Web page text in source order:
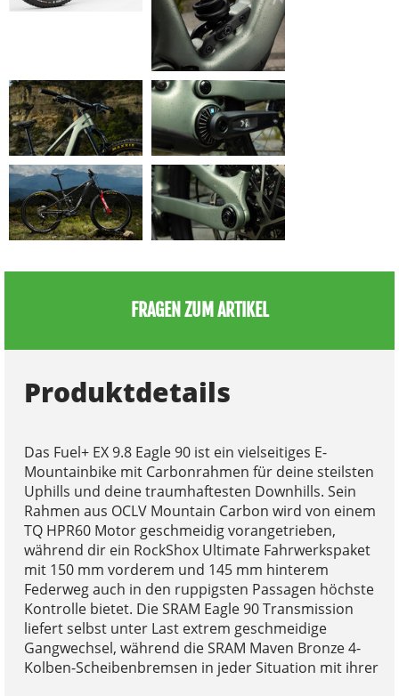
FRAGEN ZUM ARTIKEL
Produktdetails
Das Fuel+ EX 9.8 Eagle 90 ist ein vielseitiges E-
Mountainbike mit Carbonrahmen für deine steilsten
Uphills und deine traumhaftesten Downhills. Sein
Rahmen aus OCLV Mountain Carbon wird von einem
TQ HPR60 Motor geschmeidig vorangetrieben,
während dir ein RockShox Ultimate Fahrwerkspaket
mit 150 mm vorderem und 145 mm hinterem
Federweg auch in den ruppigsten Passagen höchste
Kontrolle bietet. Die SRAM Eagle 90 Transmission
liefert selbst unter Last extrem geschmeidige
Gangwechsel, während die SRAM Maven Bronze 4-
Kolben-Scheibenbremsen in jeder Situation mit ihrer